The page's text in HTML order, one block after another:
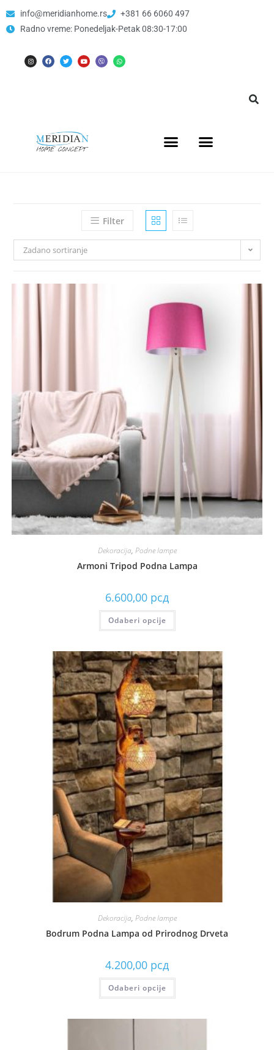
info@meridianhome.rs
+381 66 6060 497
Radno vreme: Ponedeljak-Petak 08:30-17:00
Filter
Zadano sortiranje
Dekoracija, Podne lampe
Armoni Tripod Podna Lampa
6.600,00 рсд
Odaberi opcije
Dekoracija, Podne lampe
Bodrum Podna Lampa od Prirodnog Drveta
4.200,00 рсд
Odaberi opcije